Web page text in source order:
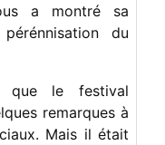
a montré sa
du
que le festival
remarques à
Mais il était